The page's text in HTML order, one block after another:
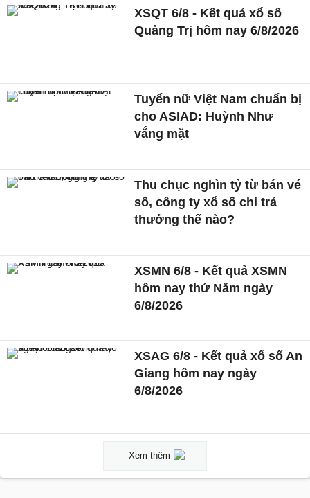
XSQT 6/8 - Kết quả xổ số
Quảng Trị hôm nay 6/8/2026
Tuyển nữ Việt Nam chuẩn bị
cho ASIAD: Huỳnh Như
vắng mặt
Thu chục nghìn tỷ từ bán vé
số, công ty xổ số chi trả
thưởng thế nào?
XSMN 6/8 - Kết quả XSMN
hôm nay thứ Năm ngày
6/8/2026
XSAG 6/8 - Kết quả xổ số An
Giang hôm nay ngày
6/8/2026
Xem thêm